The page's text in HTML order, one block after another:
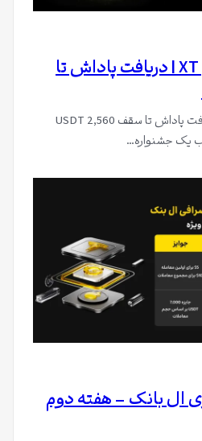
جشنواره معاملاتی XT | دریافت پاداش تا
جشنواره معاملاتی XT | دریافت پاداش تا سقف 2,560 USDT
ال بانک – هفته دوم